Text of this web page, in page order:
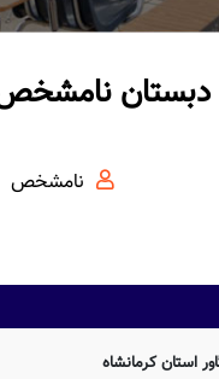
دبستان نامشخص
نامشخص
استان کرمانشاه